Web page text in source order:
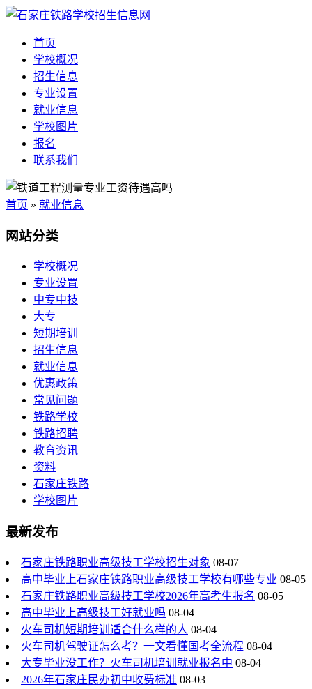
首页
学校概况
招生信息
专业设置
就业信息
学校图片
报名
联系我们
首页 » 就业信息
网站分类
学校概况
专业设置
中专中技
大专
短期培训
招生信息
就业信息
优惠政策
常见问题
铁路学校
铁路招聘
教育资讯
资料
石家庄铁路
学校图片
最新发布
石家庄铁路职业高级技工学校招生对象 08-07
高中毕业上石家庄铁路职业高级技工学校有哪些专业 08-05
石家庄铁路职业高级技工学校2026年高考生报名 08-05
高中毕业上高级技工好就业吗 08-04
火车司机短期培训适合什么样的人 08-04
火车司机驾驶证怎么考？一文看懂国考全流程 08-04
大专毕业没工作？火车司机培训就业报名中 08-04
2026年石家庄民办初中收费标准 08-03